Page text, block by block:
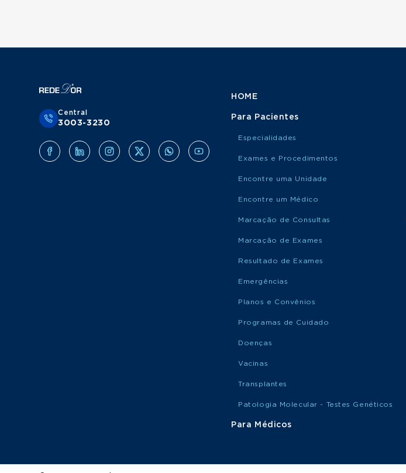
Central
3003-3230
HOME
Para Pacientes
Especialidades
Exames e Procedimentos
Encontre uma Unidade
Encontre um Médico
Marcação de Consultas
Marcação de Exames
Resultado de Exames
Emergências
Planos e Convênios
Programas de Cuidado
Doenças
Vacinas
Transplantes
Patologia Molecular - Testes Genéticos
Para Médicos